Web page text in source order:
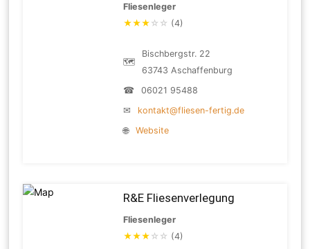
Fliesenleger
★★★ ☆ ☆ (4)
🗺
Bischbergstr. 22
63743 Aschaffenburg
☎
06021 95488
✉
kontakt@fliesen-fertig.de
🌐
Website
R&E Fliesenverlegung
Fliesenleger
★★★ ☆ ☆ (4)